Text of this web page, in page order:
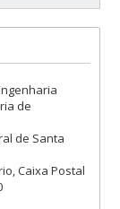
de
de Santa
Caixa Postal